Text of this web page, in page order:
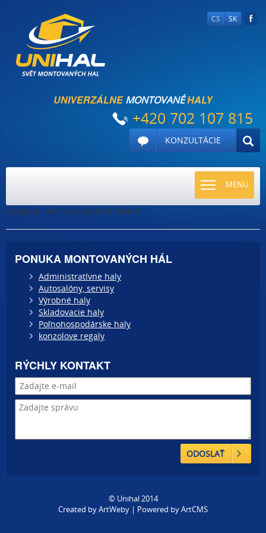
CS SK
UNIVERZÁLNEMONTOVANÉHALY
+420 702 107 815
KONZULTÁCIE
MENU
TOGGLE
Úspešne sme sa dostali do finále!
PONUKA MONTOVANÝCH HÁL
Administratívne haly
Autosalóny, servisy
Výrobné haly
Skladovacie haly
Poľnohospodárske haly
konzolove regaly
RÝCHLY KONTAKT
ODOSLAŤ
© Unihal 2014
Created byArtWeby | Powered byArtCMS